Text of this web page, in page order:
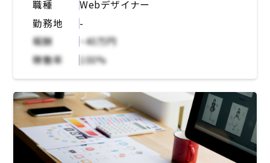
活用まで、人事労務に必要なフローをワンスト
ップで実現するクラウドサービス。マルチプロ
ダクト戦略を掲げて、人事DXのさらなる促
進・人的資本経営やESG経営などに対して貢献
していくためのプロダクトを今後も積極的にリ
リースする予定。現在、プロダクトデザイナー
のポジションが不足しており、今回業務委託で
の参画を募集。
プロダクトチームの一員としてプロダクトのデ
ザインをお任せ。プロダクト開発のプロセスに
職種
Webデザイナー
勤務地
-
報酬
~40万円
稼働率
100%